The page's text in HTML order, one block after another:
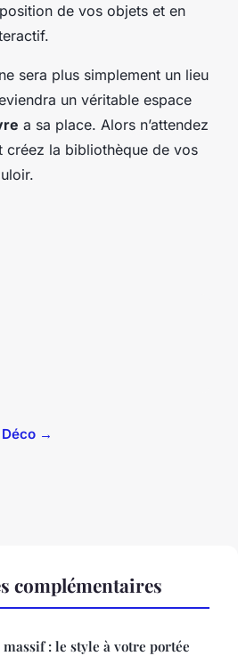
de vos objets et en
sera plus simplement un lieu
un véritable espace
a sa place. Alors n’attendez
créez la bibliothèque de vos
→
complémentaires
: le style à votre portée